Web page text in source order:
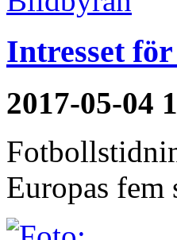
Intresset
2017-05-04
Europas fem